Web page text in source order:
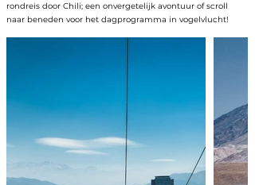
rondreis door Chili; een onvergetelijk avontuur of scroll
naar beneden voor het dagprogramma in vogelvlucht!